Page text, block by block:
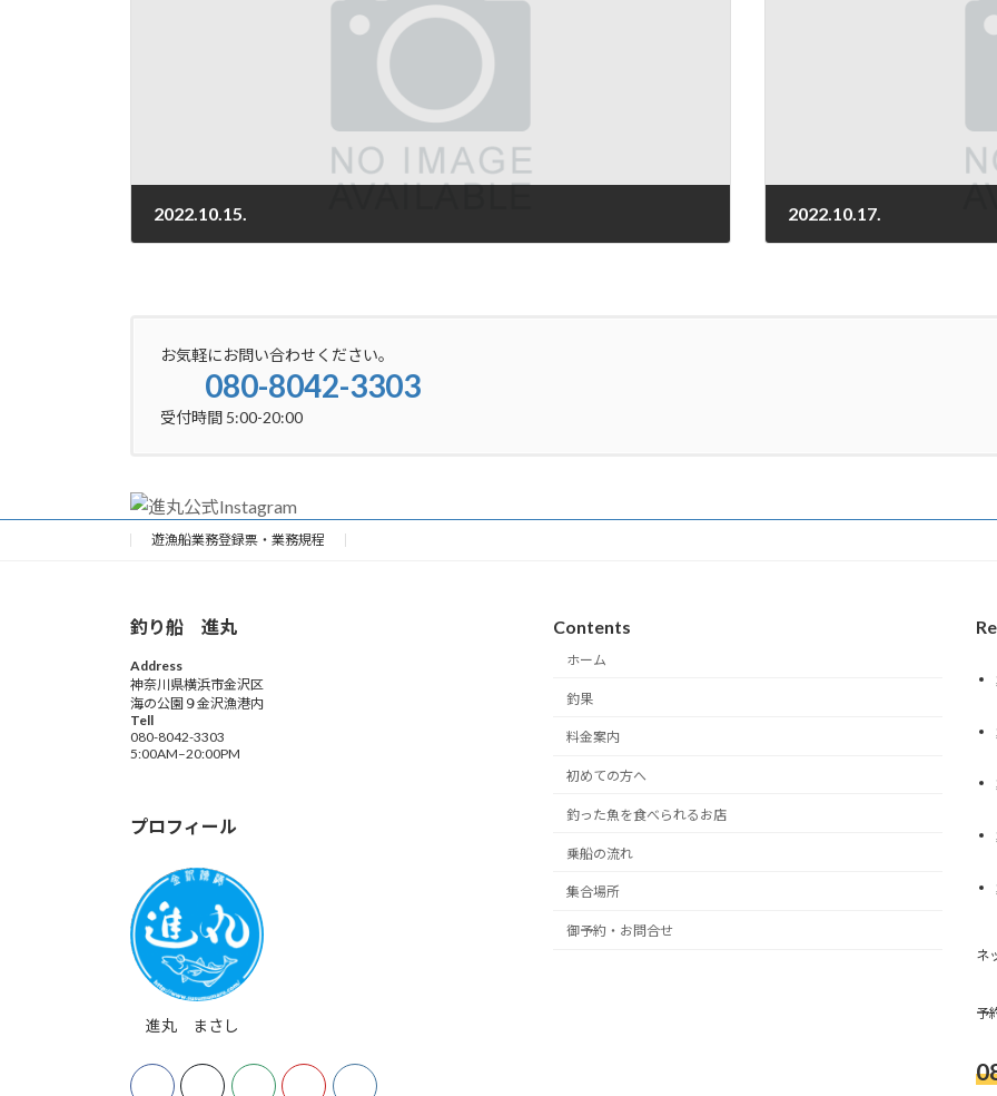
2022.10.15. 2022.10.17.
お気軽にお問い合わせください。
080-8042-3303
受付時間 5:00-20:00
遊漁船業務登録票・業務規程
釣り船 進丸
Address
神奈川県横浜市金沢区
海の公園９金沢漁港内
Tell
080-8042-3303
5:00AM–20:00PM
プロフィール
進丸 まさし
Contents
ホーム
釣果
料金案内
初めての方へ
釣った魚を食べられるお店
乗船の流れ
集合場所
御予約・お問合せ
ネ
予